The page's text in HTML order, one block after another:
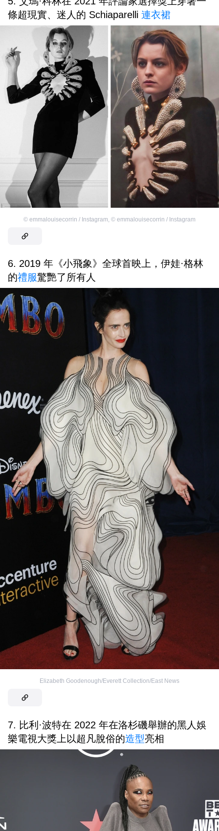
條超現實、迷人的 Schiaparelli 連衣裙
© emmalouisecorrin / Instagram, © emmalouisecorrin / Instagram
6. 2019 年《小飛象》全球首映上，伊娃·格林
的禮服驚艷了所有人
Elizabeth Goodenough/Everett Collection/East News
7. 比利·波特在 2022 年在洛杉磯舉辦的黑人娛
樂電視大獎上以超凡脫俗的造型亮相